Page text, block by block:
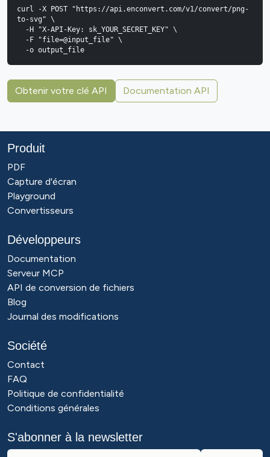
curl -X POST "https://api.enconvert.com/v1/convert/png-
to-svg" \
  -o output_file
Obtenir votre clé API Documentation API
Produit
PDF
Capture d'écran
Playground
Convertisseurs
Développeurs
Documentation
Serveur MCP
API de conversion de fichiers
Blog
Journal des modifications
Société
Contact
FAQ
Politique de confidentialité
Conditions générales
S'abonner à la newsletter